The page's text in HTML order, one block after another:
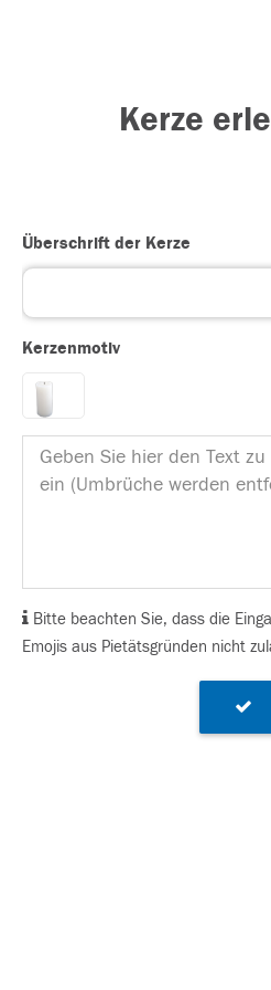
Kerze
Überschrift der Kerze
Kerzenmotiv
Bitte beachten Sie, dass die
Emojis aus Pietätsgründen nicht